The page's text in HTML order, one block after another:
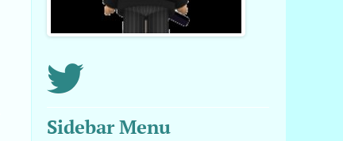
Sidebar Menu